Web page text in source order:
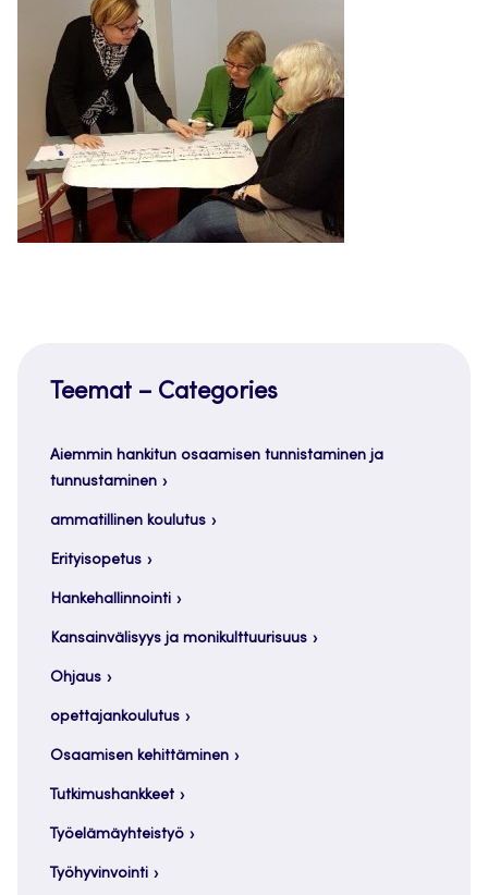
Teemat – Categories
Aiemmin hankitun osaamisen tunnistaminen ja
tunnustaminen
ammatillinen koulutus
Erityisopetus
Hankehallinnointi
Kansainvälisyys ja monikulttuurisuus
Ohjaus
opettajankoulutus
Osaamisen kehittäminen
Tutkimushankkeet
Työelämäyhteistyö
Työhyvinvointi